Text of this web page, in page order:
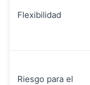
Flexibilidad
Riesgo para el